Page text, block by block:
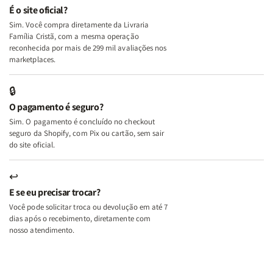
e
Deus
+
A
Mulher
Lar
+
A
Lar
É o site oficial?
Sim. Você compra diretamente da Livraria
Família Cristã, com a mesma operação
reconhecida por mais de 299 mil avaliações nos
marketplaces.
🔒
O pagamento é seguro?
Sim. O pagamento é concluído no checkout
seguro da Shopify, com Pix ou cartão, sem sair
do site oficial.
↩
E se eu precisar trocar?
Você pode solicitar troca ou devolução em até 7
dias após o recebimento, diretamente com
nosso atendimento.